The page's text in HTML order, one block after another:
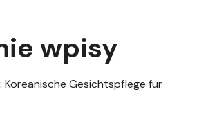
wpisy
Koreanische Gesichtspflege für